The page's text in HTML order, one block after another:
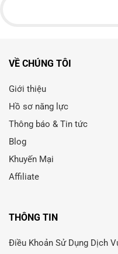
VỀ CHÚNG TÔI
Giới thiệu
Hồ sơ năng lực
Thông báo & Tin tức
Blog
Khuyến Mại
Affiliate
THÔNG TIN
Điều Khoản Sử Dụng Dịch